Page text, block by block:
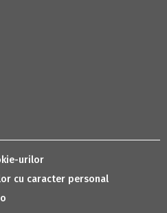
urilor
cu caracter personal